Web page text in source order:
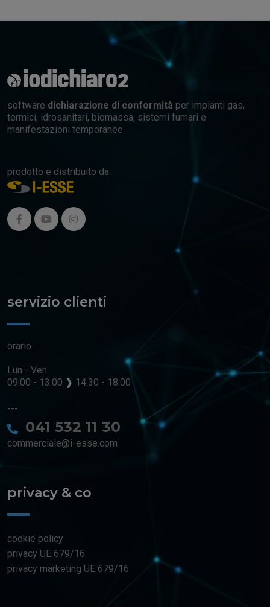
software dichiarazione di conformità per impianti gas,
termici, idrosanitari, biomassa, sistemi fumari e
manifestazioni temporanee
prodotto e distribuito da
servizio clienti
orario
Lun - Ven
09:00 - 13:00 ❱ 14:30 - 18:00
---
041 532 11 30
commerciale@i-esse.com
privacy & co
cookie policy
privacy UE 679/16
privacy marketing UE 679/16